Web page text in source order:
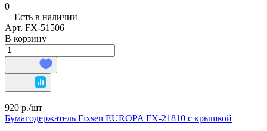
0
Есть в наличии
Арт. FX-51506
В корзину
920 р./шт
Бумагодержатель Fixsen EUROPA FX-21810 с крышкой